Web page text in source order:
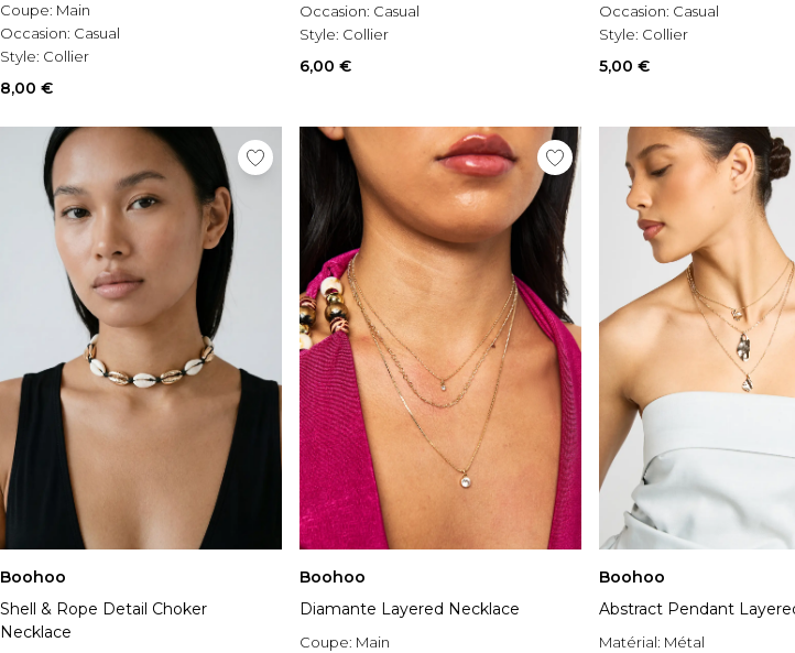
Coupe: Main
Occasion: Casual
Style: Collier
8,00 €
Occasion: Casual
Style: Collier
6,00 €
Occasion: Casual
Style: Collier
5,00 €
Boohoo
Shell & Rope Detail Choker
Necklace
Boohoo
Diamante Layered Necklace
Coupe: Main
Boohoo
Abstract Pendant
Matérial: Métal